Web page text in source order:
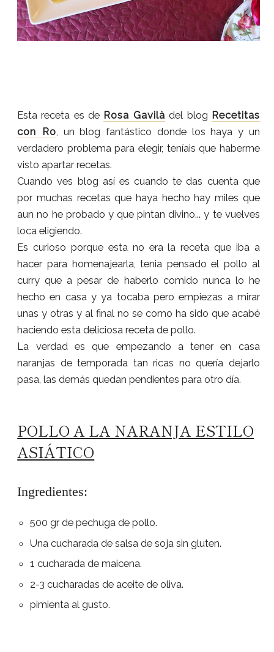
Esta receta es de Rosa Gavilà del blog Recetitas
con Ro, un blog fantástico donde los haya y un
verdadero problema para elegir, teníais que haberme
visto apartar recetas.
Cuando ves blog así es cuando te das cuenta que
por muchas recetas que haya hecho hay miles que
aun no he probado y que pintan divino... y te vuelves
loca eligiendo.
Es curioso porque esta no era la receta que iba a
hacer para homenajearla, tenia pensado el pollo al
curry que a pesar de haberlo comido nunca lo he
hecho en casa y ya tocaba pero empiezas a mirar
unas y otras y al final no se como ha sido que acabé
haciendo esta deliciosa receta de pollo.
La verdad es que empezando a tener en casa
naranjas de temporada tan ricas no quería dejarlo
pasa, las demás quedan pendientes para otro día.
POLLO A LA NARANJA ESTILO
ASIÁTICO
Ingredientes:
500 gr de pechuga de pollo.
Una cucharada de salsa de soja sin gluten.
1 cucharada de maicena.
2-3 cucharadas de aceite de oliva.
pimienta al gusto.